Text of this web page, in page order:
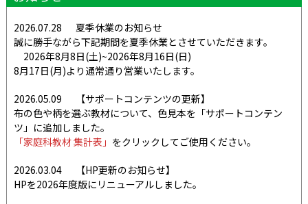
2026.07.28
夏季休業のお知らせ
誠に勝手ながら下記期間を夏季休業とさせていただきます。
2026年8月8日(土)~2026年8月16日(日)
8月17日(月)より通常通り営業いたします。
2026.05.09
【サポートコンテンツの更新】
布の色や柄を選ぶ教材について、色見本を「サポートコンテン
ツ」に追加しました。
「家庭科教材 集計表」 をクリックしてご使用ください。
2026.03.04
【HP更新のお知らせ】
HPを2026年度版にリニューアルしました。